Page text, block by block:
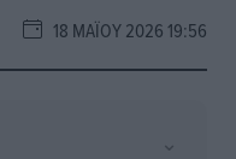
18 ΜΑΪ́ΟΥ 2026 19:56
⌄